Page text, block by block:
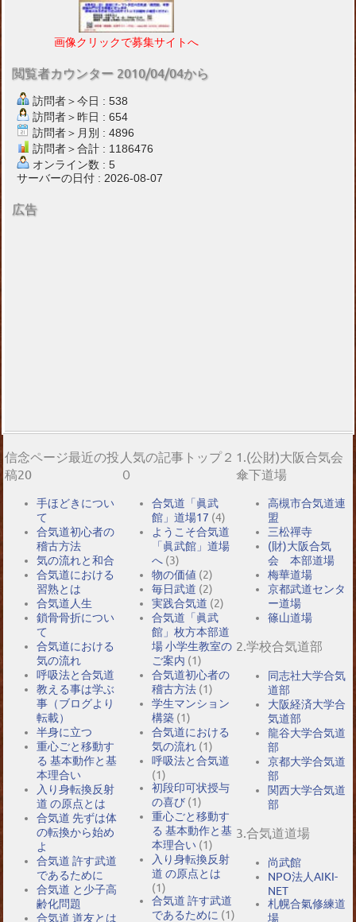
画像クリックで募集サイトへ
閲覧者カウンター 2010/04/04から
訪問者＞今日 : 538
訪問者＞昨日 : 654
訪問者＞月別 : 4896
訪問者＞合計 : 1186476
オンライン数 : 5
サーバーの日付 : 2026-08-07
広告
信念ページ最近の投
稿20
手ほどきについ
て
合気道初心者の
稽古方法
気の流れと和合
合気道における
習熟とは
合気道人生
鎖骨骨折につい
て
合気道における
気の流れ
呼吸法と合気道
教える事は学ぶ
事（ブログより
転載）
半身に立つ
重心ごと移動す
る 基本動作と基
本理合い
入り身転換反射
道 の原点とは
合気道 先ずは体
の転換から始め
よ
合気道 許す武道
であるために
合気道 と少子高
齢化問題
合気道 道友とは
人気の記事トップ２
０
合気道「眞武
館」道場17 (4)
ようこそ合気道
「眞武館」道場
へ (3)
物の価値 (2)
毎日武道 (2)
実践合気道 (2)
合気道「眞武
館」枚方本部道
場 小学生教室の
ご案内 (1)
合気道初心者の
稽古方法 (1)
学生マンション
構築 (1)
合気道における
気の流れ (1)
呼吸法と合気道
(1)
初段印可状授与
の喜び (1)
重心ごと移動す
る 基本動作と基
本理合い (1)
入り身転換反射
道 の原点とは
(1)
合気道 許す武道
であるために (1)
1.(公財)大阪合気会
傘下道場
高槻市合気道連
盟
三松禪寺
(財)大阪合気
会 本部道場
梅華道場
京都武道センタ
ー道場
篠山道場
2.学校合気道部
同志社大学合気
道部
大阪経済大学合
気道部
龍谷大学合気道
部
京都大学合気道
部
関西大学合気道
部
3.合気道道場
尚武館
NPO法人AIKI-
NET
札幌合氣修練道
場